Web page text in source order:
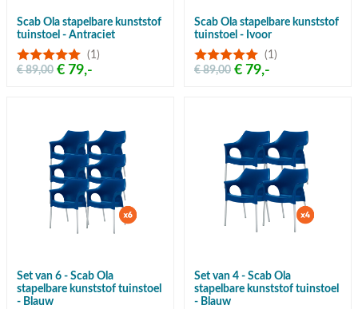
Scab Ola stapelbare kunststof
tuinstoel - Antraciet
(1)
€ 79,-
€ 89,00
Scab Ola stapelbare kunststof
tuinstoel - Ivoor
(1)
€ 79,-
€ 89,00
Set van 6 - Scab Ola
stapelbare kunststof tuinstoel
- Blauw
Set van 4 - Scab Ola
stapelbare kunststof tuinstoel
- Blauw